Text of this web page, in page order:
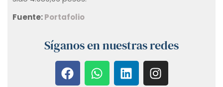
Fuente:Portafolio
Síganos en nuestras redes